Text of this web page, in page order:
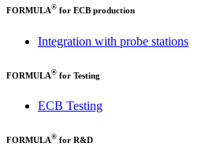
FORMULA® for ECB production
Integration with probe stations
FORMULA® for Testing
ECB Testing
FORMULA® for R&D